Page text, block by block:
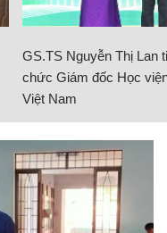
GS.TS Nguyễn Thị Lan
chức Giám đốc Học
Việt Nam